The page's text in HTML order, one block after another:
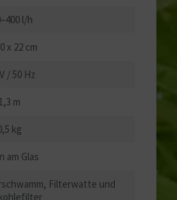
l/h
x 22 cm
/ 50 Hz
1,3 m
kg
am Glas
Filterwatte und